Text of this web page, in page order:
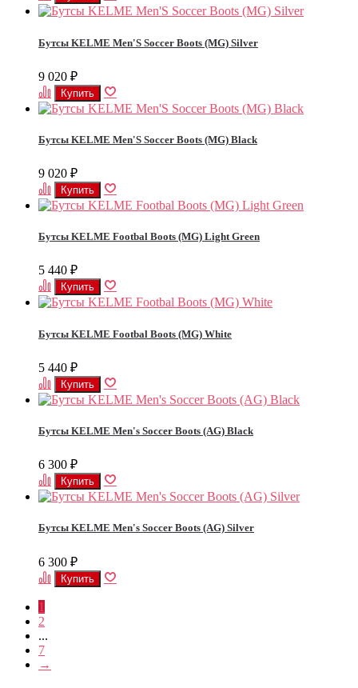
Бутсы KELME Men'S Soccer Boots (MG) Silver
9 020 ₽
Бутсы KELME Men'S Soccer Boots (MG) Black
9 020 ₽
Бутсы KELME Footbal Boots (MG) Light Green
5 440 ₽
Бутсы KELME Footbal Boots (MG) White
5 440 ₽
Бутсы KELME Men's Soccer Boots (AG) Black
6 300 ₽
Бутсы KELME Men's Soccer Boots (AG) Silver
6 300 ₽
1
2
...
7
→